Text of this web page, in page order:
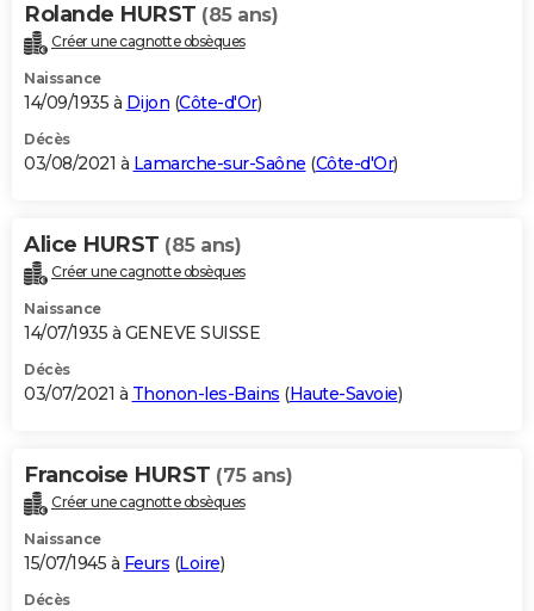
Rolande HURST (85 ans)
Créer une cagnotte obsèques
Naissance
14/09/1935 à Dijon (Côte-d'Or)
Décès
03/08/2021 à Lamarche-sur-Saône (Côte-d'Or)
Alice HURST (85 ans)
Créer une cagnotte obsèques
Naissance
14/07/1935 à GENEVE SUISSE
Décès
03/07/2021 à Thonon-les-Bains (Haute-Savoie)
Francoise HURST (75 ans)
Créer une cagnotte obsèques
Naissance
15/07/1945 à Feurs (Loire)
Décès